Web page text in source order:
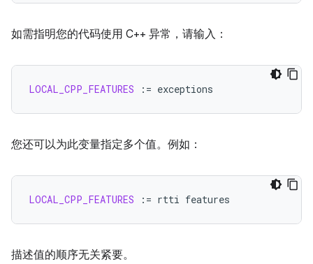
如需指明您的代码使用 C++ 异常，请输入：
LOCAL_CPP_FEATURES :=
您还可以为此变量指定多个值。例如：
LOCAL_CPP_FEATURES := rtti
描述值的顺序无关紧要。